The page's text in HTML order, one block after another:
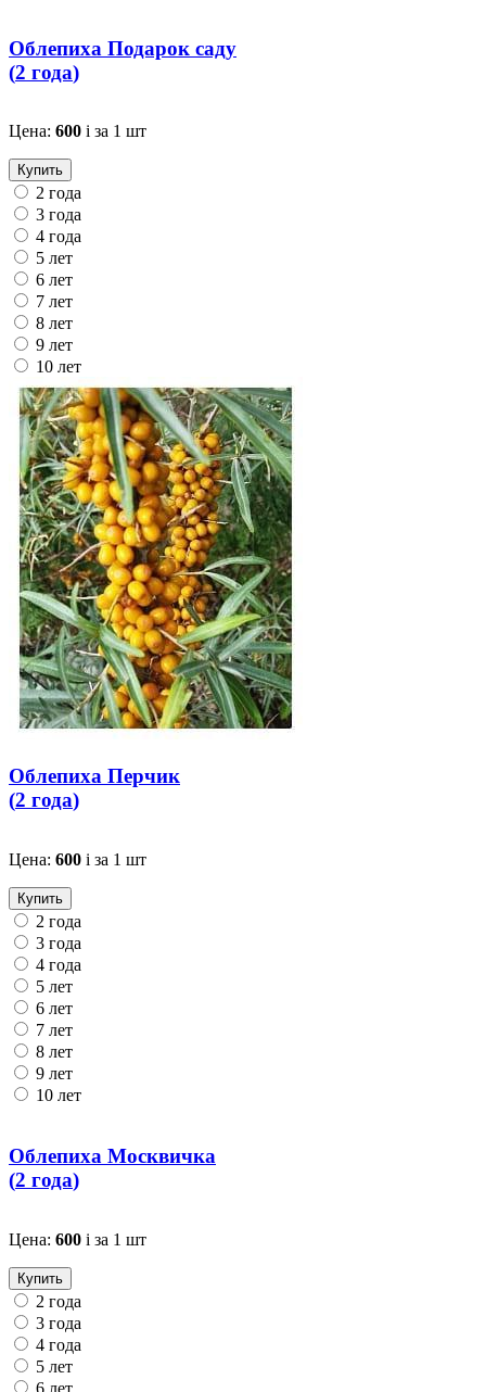
Облепиха Подарок саду
(2 года)
Цена: 600 i за 1 шт
Купить
2 года
3 года
4 года
5 лет
6 лет
7 лет
8 лет
9 лет
10 лет
Облепиха Перчик
(2 года)
Цена: 600 i за 1 шт
Купить
2 года
3 года
4 года
5 лет
6 лет
7 лет
8 лет
9 лет
10 лет
Облепиха Москвичка
(2 года)
Цена: 600 i за 1 шт
Купить
2 года
3 года
4 года
5 лет